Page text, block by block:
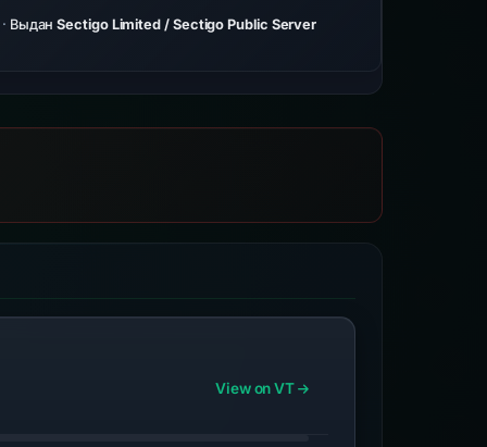
· ВыданSectigo Limited / Sectigo Public Server
View on VT